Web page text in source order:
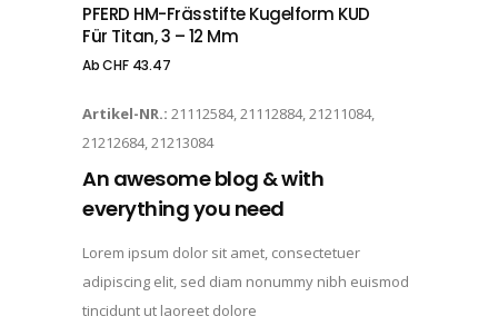
PFERD HM-Frässtifte Kugelform KUD
Für Titan, 3 – 12 Mm
AbCHF43.47
Artikel-NR.: 21112584, 21112884, 21211084,
21212684, 21213084
An awesome blog & with
everything you need
Lorem ipsum dolor sit amet, consectetuer
adipiscing elit, sed diam nonummy nibh euismod
tincidunt ut laoreet dolore